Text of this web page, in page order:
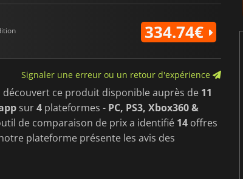
334.74€
Signaler une erreur ou un retour d'expérience
découvert ce produit disponible auprès de 11
sur4 plateformes - PC, PS3, Xbox360 &
de comparaison de prix a identifié 14 offres
plateforme présente les avis des